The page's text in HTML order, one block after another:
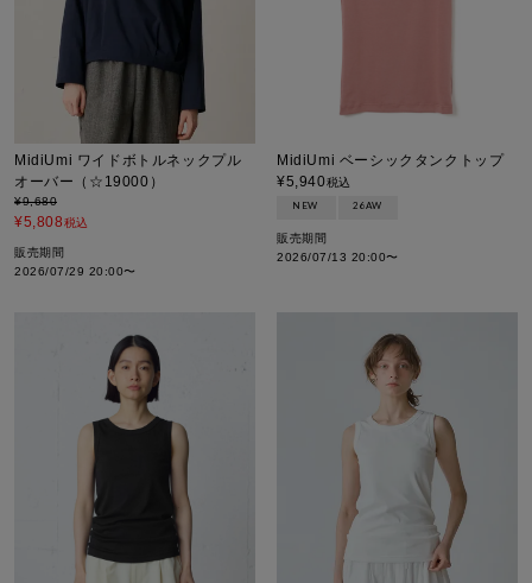
MidiUmi ワイドボトルネックプル
オーバー（☆19000）
¥9,680
¥5,808税込
販売期間
2026/07/29 20:00〜
MidiUmi ベーシックタンクトップ
¥5,940税込
NEW 26AW
販売期間
2026/07/13 20:00〜